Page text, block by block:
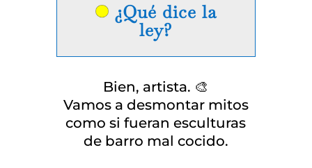
¿Qué dice la
ley?
Bien, artista. 🎨
Vamos a desmontar mitos
como si fueran esculturas
de barro mal cocido.